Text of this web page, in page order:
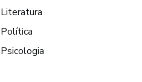
Literatura
Política
Psicologia